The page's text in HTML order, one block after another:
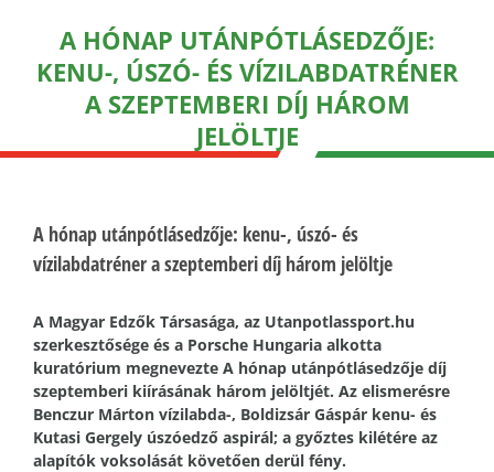
A HÓNAP UTÁNPÓTLÁSEDZŐJE:
KENU-, ÚSZÓ- ÉS VÍZILABDATRÉNER
A SZEPTEMBERI DÍJ HÁROM
JELÖLTJE
A hónap utánpótlásedzője: kenu-, úszó- és
vízilabdatréner a szeptemberi díj három jelöltje
A Magyar Edzők Társasága, az Utanpotlassport.hu
szerkesztősége és a Porsche Hungaria alkotta
kuratórium megnevezte A hónap utánpótlásedzője díj
szeptemberi kiírásának három jelöltjét. Az elismerésre
Benczur Márton vízilabda-, Boldizsár Gáspár kenu- és
Kutasi Gergely úszóedző aspirál; a győztes kilétére az
alapítók voksolását követően derül fény.